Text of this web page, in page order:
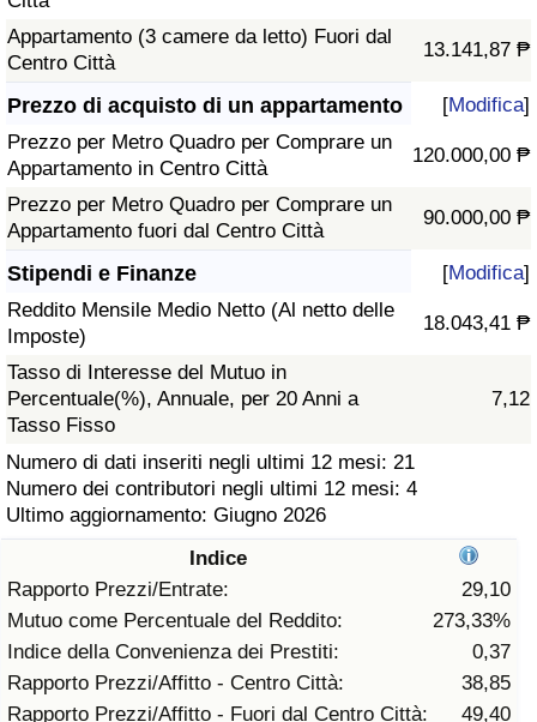
Appartamento (3 camere da letto) Fuori dal
Centro Città
13.141,87 ₱
Prezzo di acquisto di un appartamento [Modifica]
Prezzo per Metro Quadro per Comprare un
Appartamento in Centro Città
120.000,00 ₱
Prezzo per Metro Quadro per Comprare un
Appartamento fuori dal Centro Città
90.000,00 ₱
Stipendi e Finanze [Modifica]
Reddito Mensile Medio Netto (Al netto delle
Imposte)
18.043,41 ₱
Tasso di Interesse del Mutuo in
Percentuale(%), Annuale, per 20 Anni a
Tasso Fisso
7,12
Numero di dati inseriti negli ultimi 12 mesi: 21
Numero dei contributori negli ultimi 12 mesi: 4
Ultimo aggiornamento: Giugno 2026
Indice
Rapporto Prezzi/Entrate:
29,10
Mutuo come Percentuale del Reddito:
273,33%
Indice della Convenienza dei Prestiti:
0,37
Rapporto Prezzi/Affitto - Centro Città:
38,85
Rapporto Prezzi/Affitto - Fuori dal Centro Città:
49,40
Indice del Tasso di Criminalità (Corrente)
Indice della Criminalità
Indice di criminalità per paese
Assistenza Sanitaria
Indice dell’Assistenza Sanitaria (Corrente)
Indice dell’Assistenza Sanitaria
Indice dell’Assistenza Sanitaria per
Nazione
Inquinamento
Indice dell’Inquinamento (Corrente)
Indice di inquinamento
Indice dell’Inquinamento per Nazione